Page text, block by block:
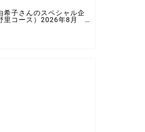
希子さんのスペシャル企
里コース）2026年8月 ♯